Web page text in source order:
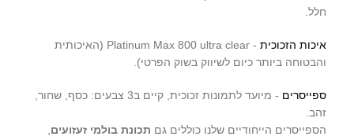
חלל.
איכות הזכוכית
- Platinum Max 800 ultra clear (האיכותית
והבטוחה ביותר כיום לשיווק בשוק הפרטי).
ספייסרים
- מיועד לתמונות זכוכית, קיים ב3 צבעים: כסף, שחור,
זהב.
הספייסרים הייחודיים שלנו כוללים גם תכונת בולמי זעזועים,